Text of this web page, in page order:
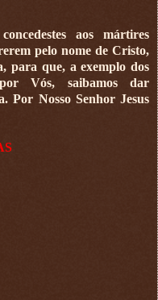
aos mártires
pelo nome de Cristo,
para que, a exemplo dos
Vós, saibamos dar
Por Nosso Senhor Jesus